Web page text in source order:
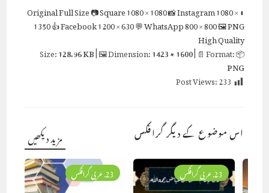
⬇ Original
Full Size📷 Square1080 × 1080📸 Instagram1080 ×
1350👍 Facebook1200 × 630💬 WhatsApp800 × 800🖼 PNG
High Quality
📦 Size:
128.96 KB| 🖼 Dimension:1423 × 1600| 📄 Format:
PNG
Post Views:233
اس موضوع کے دیگر گرافکس مزید دیکھیں
23. عربی گرافکس 23. عربی گرافکس